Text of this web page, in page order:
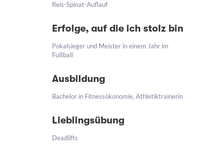
Reis-Spinat-Auflauf
Erfolge, auf die ich stolz bin
Pokalsieger und Meister in einem Jahr im
Fußball
Ausbildung
Bachelor in Fitnessökonomie, Athletiktrainerin
Lieblingsübung
Deadlifts